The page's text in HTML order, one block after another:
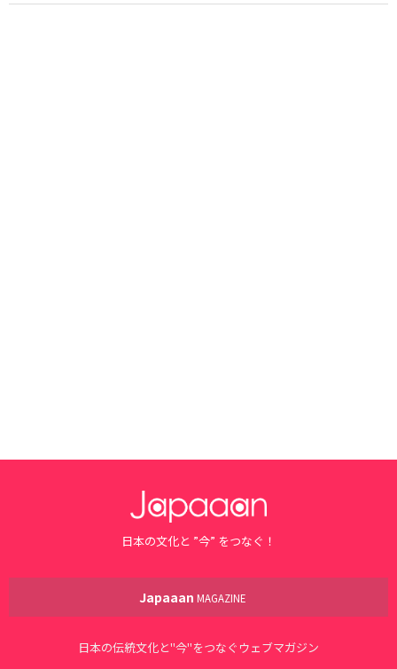
日本の文化と ”今” をつなぐ！
Japaaan MAGAZINE
日本の伝統文化と"今"をつなぐウェブマガジン